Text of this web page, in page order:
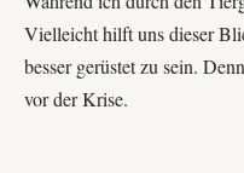
Vielleicht hilft uns dieser
besser gerüstet zu sein.
vor der Krise.